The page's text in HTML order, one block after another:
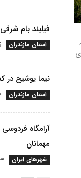
فیلبند بام
استان مازندران
نیما یوشیج در
استان مازندران
آرامگاه
مهمانان
شهرهای ایران